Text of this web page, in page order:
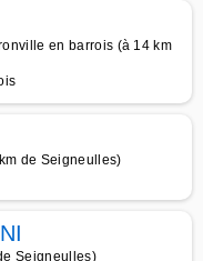
en barrois (à 14 km
de Seigneulles)
Seigneulles)